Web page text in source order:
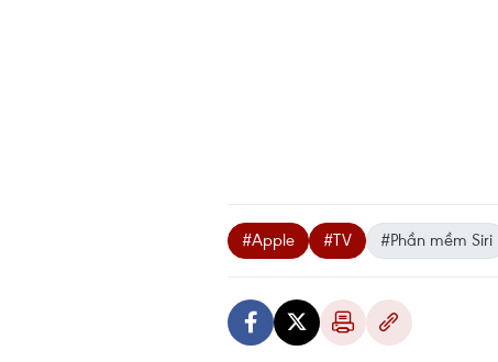
#Apple #TV #Phần mềm Siri